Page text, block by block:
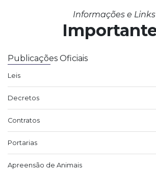
Informações e Links
Publicações Oficiais
Leis
Decretos
Contratos
Portarias
Apreensão de Animais